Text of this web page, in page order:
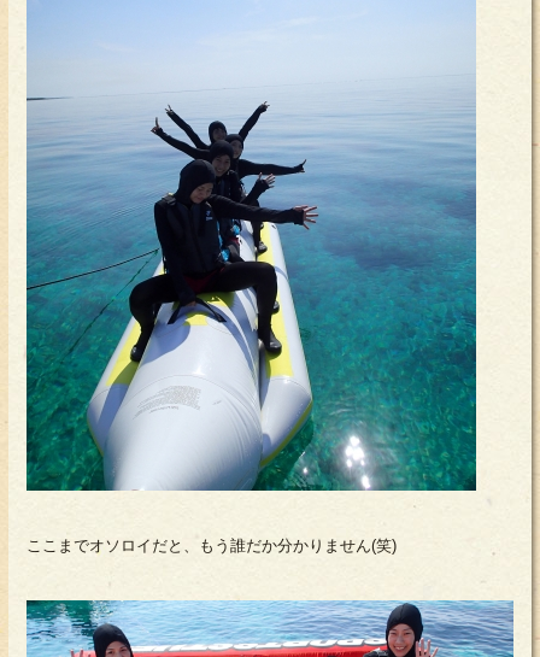
ここまでオソロイだと、もう誰だか分かりません(笑)